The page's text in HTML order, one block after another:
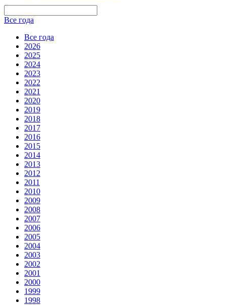
Все года
Все года
2026
2025
2024
2023
2022
2021
2020
2019
2018
2017
2016
2015
2014
2013
2012
2011
2010
2009
2008
2007
2006
2005
2004
2003
2002
2001
2000
1999
1998